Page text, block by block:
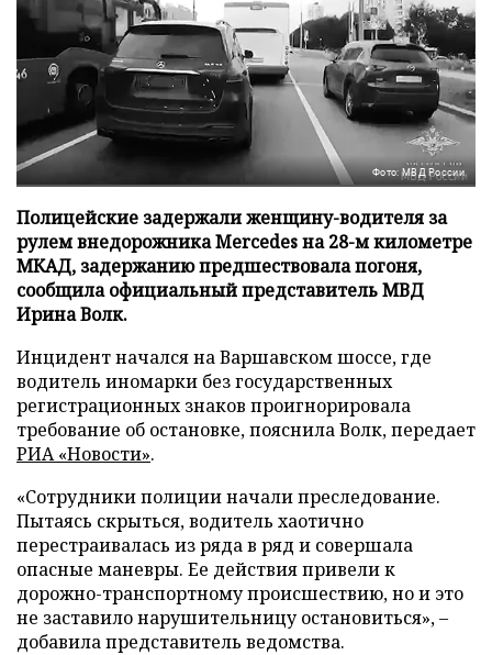
Фото: МВД России
Полицейские задержали женщину-водителя за
рулем внедорожника Mercedes на 28-м километре
МКАД, задержанию предшествовала погоня,
сообщила официальный представитель МВД
Ирина Волк.
Инцидент начался на Варшавском шоссе, где
водитель иномарки без государственных
регистрационных знаков проигнорировала
требование об остановке, пояснила Волк, передает
РИА «Новости».
«Сотрудники полиции начали преследование.
Пытаясь скрыться, водитель хаотично
перестраивалась из ряда в ряд и совершала
опасные маневры. Ее действия привели к
дорожно-транспортному происшествию, но и это
не заставило нарушительницу остановиться», –
добавила представитель ведомства.